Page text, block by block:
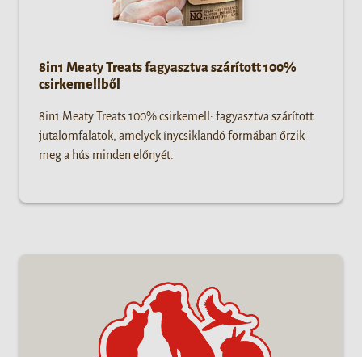
8in1 Meaty Treats fagyasztva szárított 100%
csirkemellből
8in1 Meaty Treats 100% csirkemell: fagyasztva szárított
jutalomfalatok, amelyek ínycsiklandó formában őrzik
meg a hús minden előnyét.